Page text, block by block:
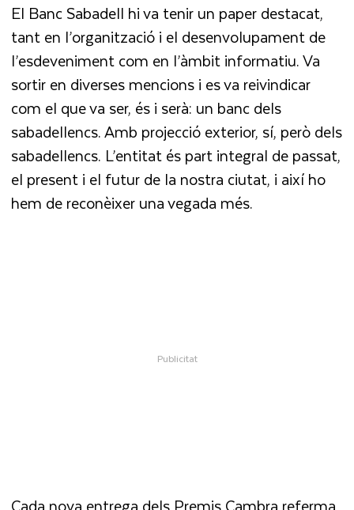
El Banc Sabadell hi va tenir un paper destacat,
tant en l’organització i el desenvolupament de
l’esdeveniment com en l’àmbit informatiu. Va
sortir en diverses mencions i es va reivindicar
com el que va ser, és i serà: un banc dels
sabadellencs. Amb projecció exterior, sí, però dels
sabadellencs. L’entitat és part integral de passat,
el present i el futur de la nostra ciutat, i així ho
hem de reconèixer una vegada més.